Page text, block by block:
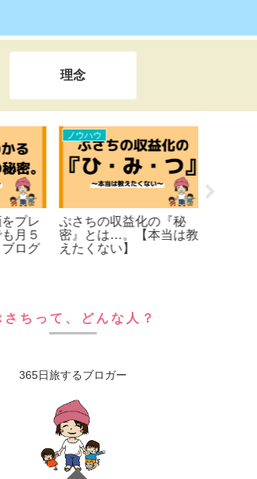
理念
プレ
月５
ログ
ノウハウ
ぷさちの収益化の『秘
密』とは…。【本当は教
えたくない】
さちって、どんな人？
365日旅するブロガー